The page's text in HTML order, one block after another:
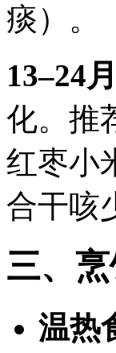
痰）。
13–24
化。推
红枣小
合干咳
三、
温热